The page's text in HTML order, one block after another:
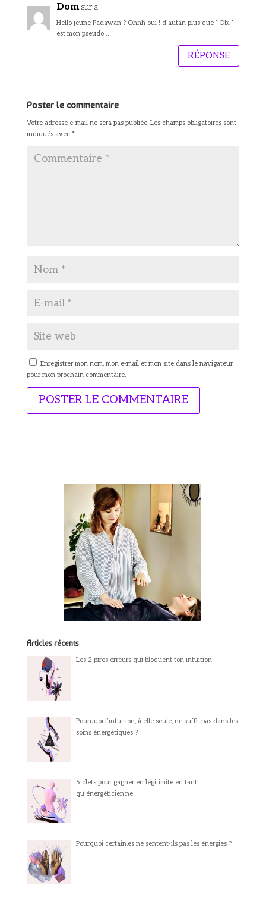
Dom sur à
Hello jeune Padawan ? Ohhh oui ! d’autan plus que ‘ Obi ‘
est mon pseudo …
RÉPONSE
Poster le commentaire
Votre adresse e-mail ne sera pas publiée. Les champs obligatoires sont
indiqués avec *
Enregistrer mon nom, mon e-mail et mon site dans le navigateur
pour mon prochain commentaire.
Articles récents
Les 2 pires erreurs qui bloquent ton intuition
Pourquoi l’intuition, à elle seule, ne suffit pas dans les
soins énergétiques ?
5 clefs pour gagner en légitimité en tant
qu’énergéticien.ne
Pourquoi certain.es ne sentent-ils pas les énergies ?